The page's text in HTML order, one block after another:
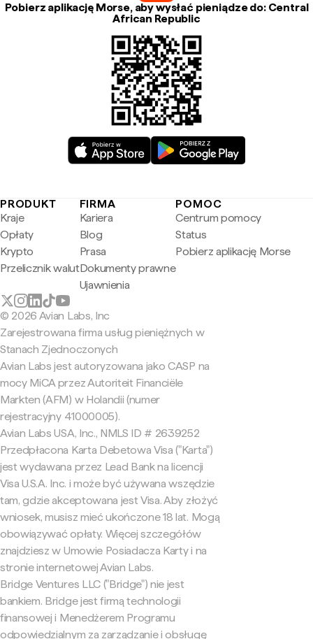
Pobierz aplikację Morse, aby wysłać pieniądze do: Central
African Republic
PRODUKT
Kraje
Opłaty
Krypto
Przelicznik walut
FIRMA
Kariera
Blog
Prasa
Dokumenty prawne
Ujawnienia
POMOC
Centrum pomocy
Status
Pobierz aplikację Morse
© 2026 Avian Labs, Inc
Zarejestrowana firma usług pieniężnych w
Stanach Zjednoczonych
Avian Labs jest autoryzowana jako CASP na
mocy MiCA przez Autoriteit Financiële
Markten (AFM) w Holandii (numer
rejestracyjny 41000005).
Avian Labs USA, Inc., NMLS ID # 2639252
Przedpłacona Karta Debetowa Visa ("Karta")
jest wydawana przez Lead Bank na licencji
Visa U.S.A. Inc. i może być używana wszędzie
tam, gdzie akceptowana jest Visa. Aby złożyć
wniosek, musisz mieć ukończone 18 lat. Mogą
obowiązywać opłaty. Więcej szczegółów
znajdziesz w Umowie Posiadacza Karty i na
stronie internetowej Avian Labs.
Bridge Ventures LLC ("Bridge") nie jest
bankiem. Bridge jest firmą technologii
finansowej i Menedżerem Programu
odpowiedzialnym za zarządzanie i obsługę